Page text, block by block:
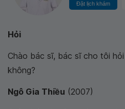
Đặt lịch khám
Hỏi
Chào bác sĩ, bác sĩ cho tôi
không?
Ngô Gia Thiều (2007)